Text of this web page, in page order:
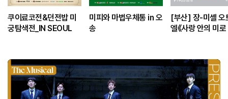
쿠이료코전&던전밥 미
궁탐색전_IN SEOUL
미피와 마법우체통 in 오
송
[부산] 장-미셸 오
엘《사랑 안의 미